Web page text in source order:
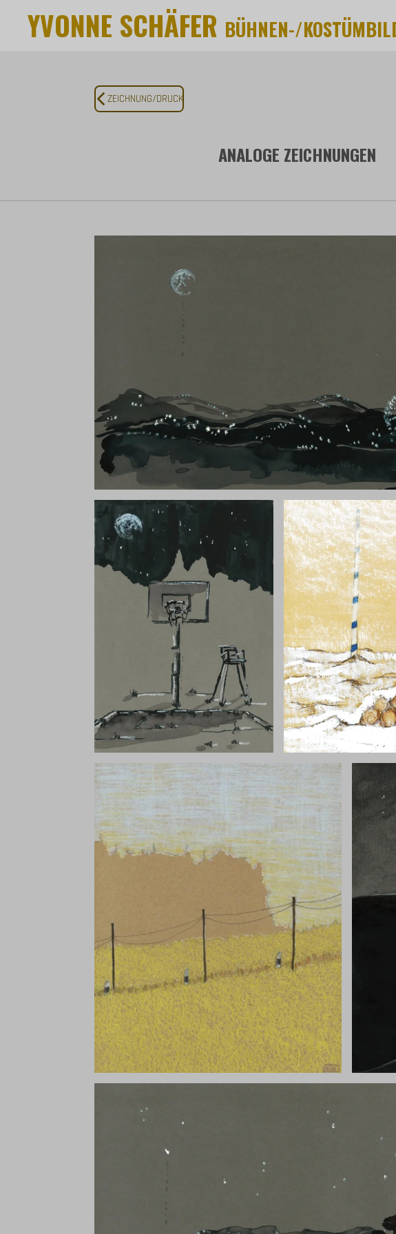
Hauptinhalt
YVONNE SCHÄFER BÜHNEN-/
ZEICHNUNG/DRUCK
ANALOGE ZEICHNUNGEN